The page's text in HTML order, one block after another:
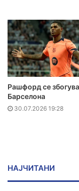
Рашфорд се
Барселона
30.07.2026 19:28
НАЈЧИТАНИ